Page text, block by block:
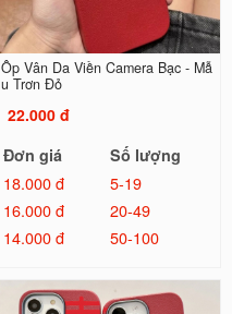
Ốp Vân Da Viền Camera Bạc - Mẫ
u Trơn Đỏ
22.000 đ
Đơn giá
Số lượng
18.000 đ
5-19
16.000 đ
20-49
14.000 đ
50-100